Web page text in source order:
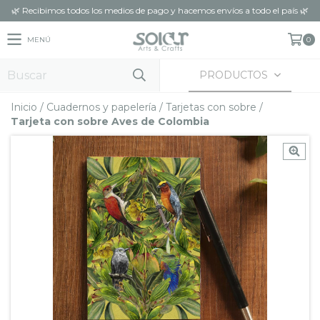
🌿 Recibimos todos los medios de pago y hacemos envíos a todo el país 🌿
MENÚ 0
PRODUCTOS
Inicio / Cuadernos y papelería / Tarjetas con sobre /
Tarjeta con sobre Aves de Colombia